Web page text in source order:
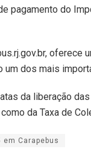
pagamento do
oferece
dos mais
da liberação
da Taxa de
Carapebus